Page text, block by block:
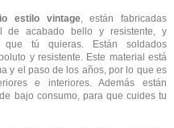
estilo vintage, están fabricadas
de acabado bello y resistente, y
tú quieras. Están soldados
y resistente. Este material está
y el paso de los años, por lo que es
e interiores. Además están
bajo consumo, para que cuides tu